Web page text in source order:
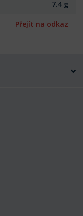
7.4 g
Přejít na odkaz